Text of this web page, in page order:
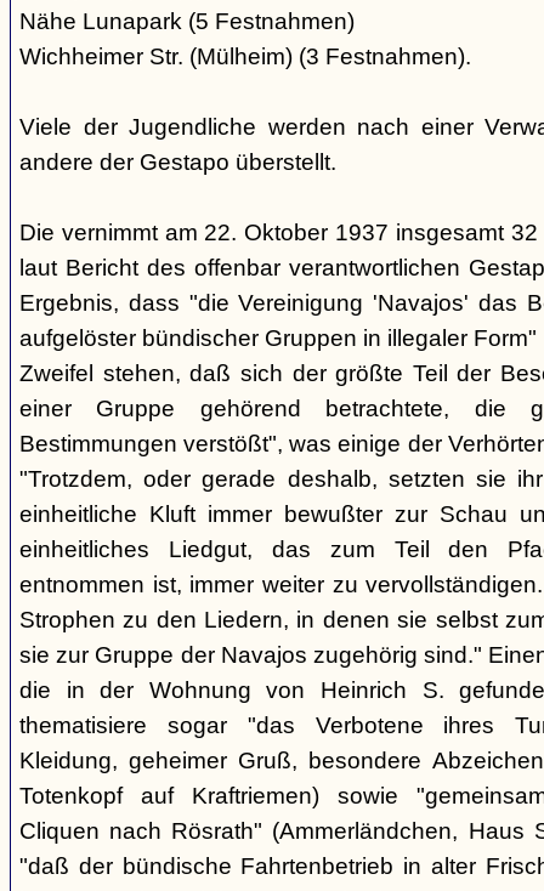
Nähe Lunapark (5 Festnahmen)
Wichheimer Str. (Mülheim) (3 Festnahmen).
Viele der Jugendliche werden nach einer
andere der Gestapo überstellt.
Die vernimmt am 22. Oktober 1937 insgesamt
laut Bericht des offenbar verantwortlichen
Ergebnis, dass "die Vereinigung 'Navajos' das
aufgelöster bündischer Gruppen in illegaler
Zweifel stehen, daß sich der größte Teil der
einer Gruppe gehörend betrachtete, die
Bestimmungen verstößt", was einige der
"Trotzdem, oder gerade deshalb, setzten sie
einheitliche Kluft immer bewußter zur Schau
einheitliches Liedgut, das zum Teil den
entnommen ist, immer weiter zu
Strophen zu den Liedern, in denen sie selbst
sie zur Gruppe der Navajos zugehörig sind."
die in der Wohnung von Heinrich S.
thematisiere sogar "das Verbotene ihres
Kleidung, geheimer Gruß, besondere
Totenkopf auf Kraftriemen) sowie
Cliquen nach Rösrath" (Ammerländchen, Haus
"daß der bündische Fahrtenbetrieb in alter